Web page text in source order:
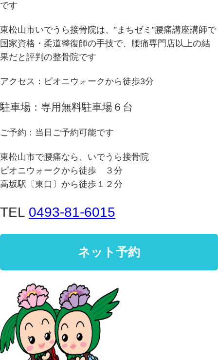
です
東松山市いでうら接骨院は、”まちゼミ”腰痛講座講師で
国家資格・柔道整復師の手技で、腰痛専門店以上の結
果だと評判の整骨院です
アクセス：ピオニウォークから徒歩3分
駐車場：専用無料駐車場６台
ご予約：当日ご予約可能です
東松山市で腰痛なら、いでうら接骨院
ピオニウォークから徒歩 ３分
高坂駅〔東口〕から徒歩１２分
TEL 0493-81-6015